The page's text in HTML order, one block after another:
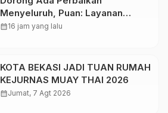
Menyeluruh, Puan: Layanan
Kesehatan Jangan Kehilangan
calendar_month16 jam yang lalu
KOTA BEKASI JADI TUAN RUMAH
KEJURNAS MUAY THAI 2026
calendar_monthJumat, 7 Agt 2026